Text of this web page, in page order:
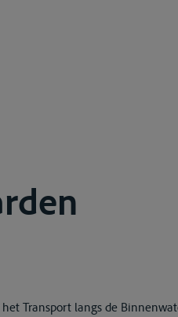
Transport langs de